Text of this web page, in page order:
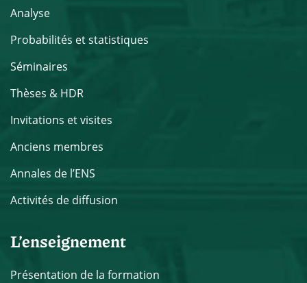
Analyse
Probabilités et statistiques
Séminaires
Thèses & HDR
Invitations et visites
Anciens membres
Annales de l’ENS
Activités de diffusion
L’enseignement
Présentation de la formation